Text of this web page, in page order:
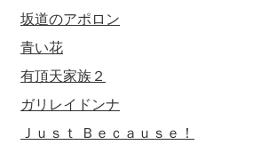
坂道のアポロン
青い花
有頂天家族２
ガリレイドンナ
Ｊｕｓｔ Ｂｅｃａｕｓｅ！